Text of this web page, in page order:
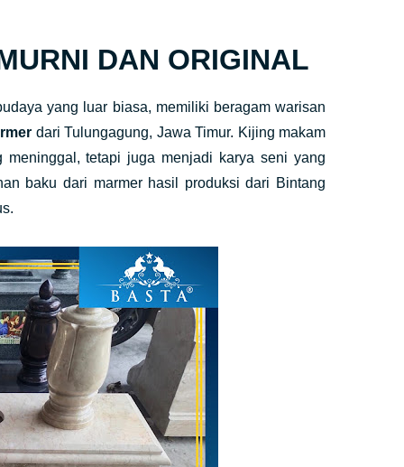
DAN ORIGINAL
yang luar biasa, memiliki beragam warisan
dari Tulungagung, Jawa Timur. Kijing makam
tetapi juga menjadi karya seni yang
baku dari marmer hasil produksi dari Bintang